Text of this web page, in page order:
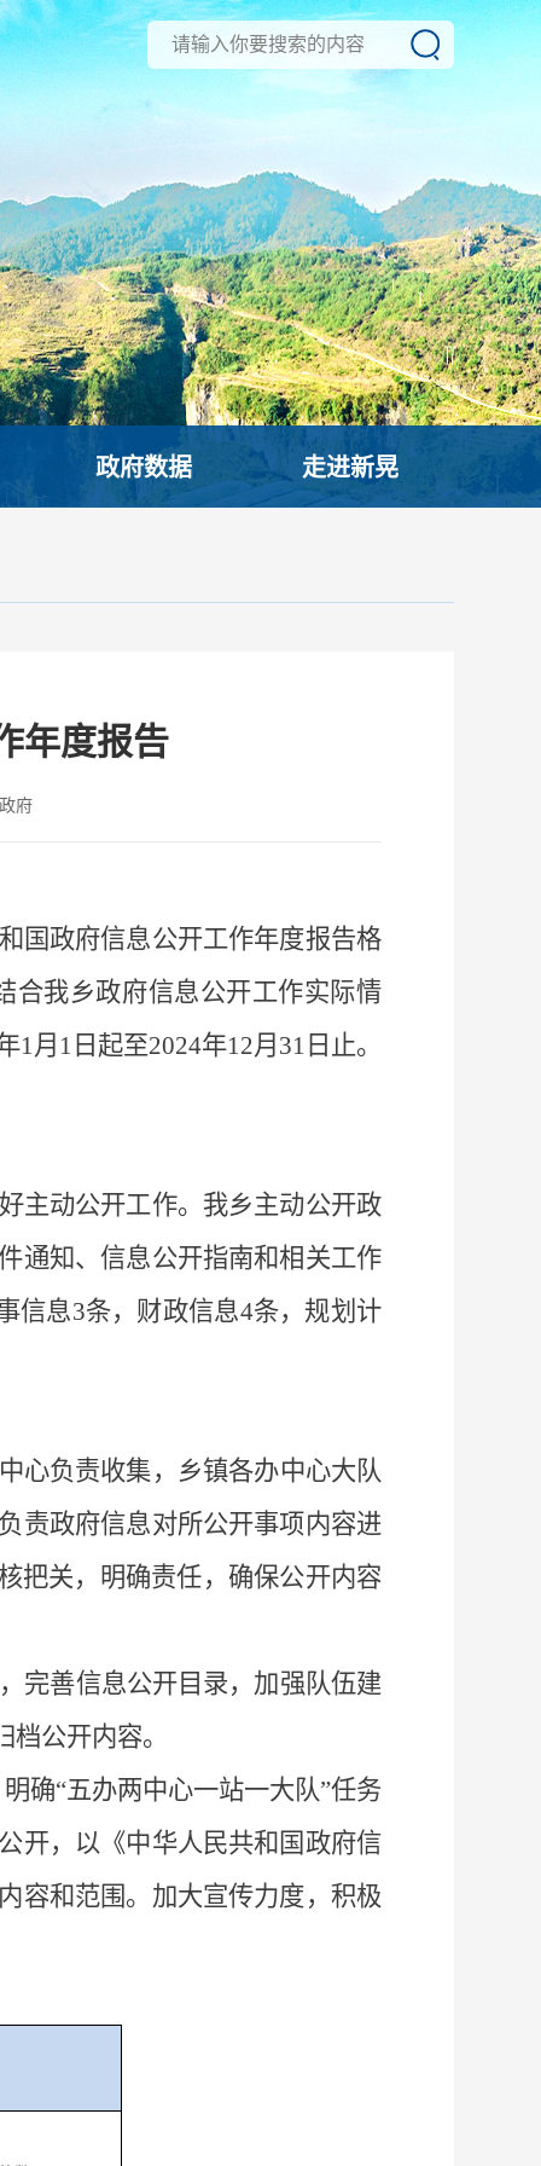
政府数据 走进新晃
年度报告
府
国政府信息公开工作年度报告格
合我乡政府信息公开工作实际情
1月 1 日起至2024年12月 31 日止。
主动公开工作。我乡主动公开政
通知、信息公开指南和相关工作
信息3条，财政信息4条，规划计
心负责收集，乡镇各办中心大队
责政府信息对所公开事项内容进
把关，明确责任，确保公开内容
完善信息公开目录，加强队伍建
公开内容。
确“五办两中心一站一大队”任务
开，以《中华人民共和国政府信
容和范围。加大宣传力度，积极